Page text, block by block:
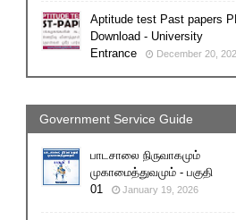
Aptitude test Past papers
Download - University
Entrance
December 20,
Government Service Guide
பாடசாலை நிருவாகமும்
முகாமைத்துவமும் - பகுதி
01
January 19, 2026